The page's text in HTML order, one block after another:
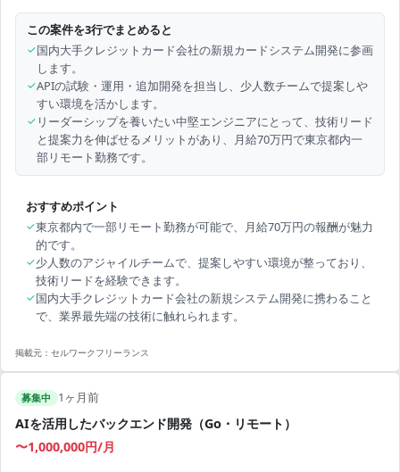
この案件を3行でまとめると
✓国内大手クレジットカード会社の新規カードシステム開発に参画
します。
✓APIの試験・運用・追加開発を担当し、少人数チームで提案しや
すい環境を活かします。
✓ リーダーシップを養いたい中堅エンジニアにとって、技術リード
と提案力を伸ばせるメリットがあり、月給70万円で東京都内一
部リモート勤務です。
おすすめポイント
✓東京都内で一部リモート勤務が可能で、月給70万円の報酬が魅力
的です。
✓少人数のアジャイルチームで、提案しやすい環境が整っており、
技術リードを経験できます。
✓国内大手クレジットカード会社の新規システム開発に携わること
で、業界最先端の技術に触れられます。
掲載元： セルワークフリーランス
募集中 1ヶ月前
AIを活用したバックエンド開発（Go・リモート）
〜1,000,000円/月